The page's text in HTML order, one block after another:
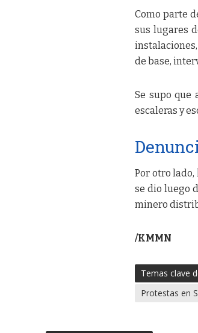
Como parte
sus lugares
de base,
Se supo que
escaleras y
Por otro
se dio luego
minero
/KMMN
Temas clave
Protestas en